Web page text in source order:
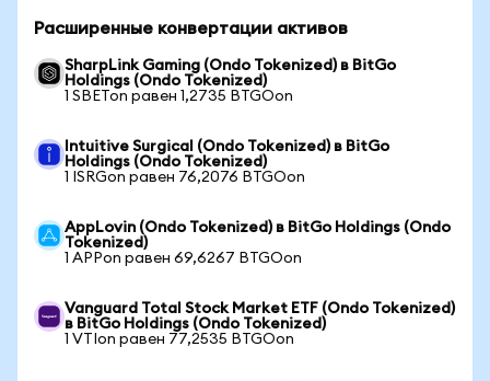
Расширенные конвертации активов
SharpLink Gaming (Ondo Tokenized) в BitGo
Holdings (Ondo Tokenized)
1 SBETon равен 1,2735 BTGOon
Intuitive Surgical (Ondo Tokenized) в BitGo
Holdings (Ondo Tokenized)
1 ISRGon равен 76,2076 BTGOon
AppLovin (Ondo Tokenized) в BitGo Holdings (Ondo
Tokenized)
1 APPon равен 69,6267 BTGOon
Vanguard Total Stock Market ETF (Ondo Tokenized)
в BitGo Holdings (Ondo Tokenized)
1 VTIon равен 77,2535 BTGOon